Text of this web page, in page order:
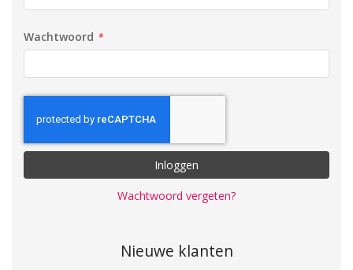
Wachtwoord
Inloggen
Wachtwoord vergeten?
Nieuwe klanten